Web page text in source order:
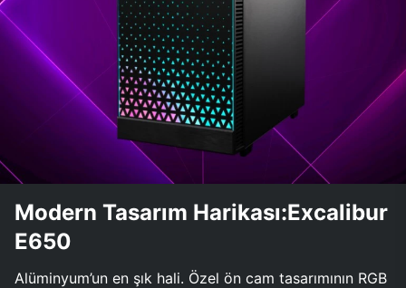
Modern Tasarım Harikası:Excalibur
E650
Alüminyum’un en şık hali. Özel ön cam tasarımının RGB